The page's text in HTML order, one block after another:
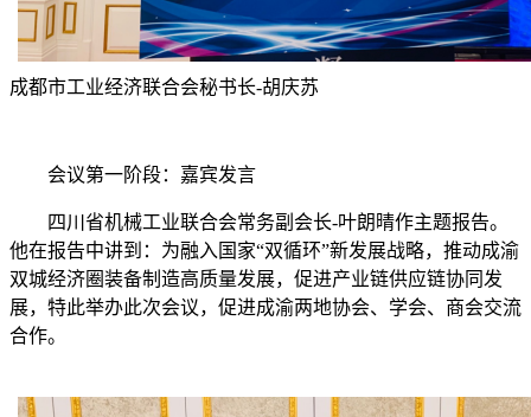
成都市工业经济联合会秘书长-胡庆苏
会议第一阶段：嘉宾发言
四川省机械工业联合会常务副会长-叶朗晴作主题报告。
他在报告中讲到：为融入国家“双循环”新发展战略，推动成渝
双城经济圈装备制造高质量发展，促进产业链供应链协同发
展，特此举办此次会议，促进成渝两地协会、学会、商会交流
合作。